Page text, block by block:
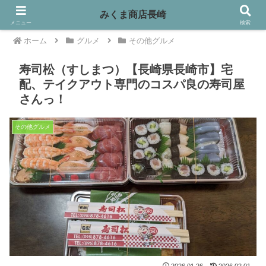
ホーム グルメ その他グルメ
寿司松（すしまつ）【長崎県長崎市】宅
配、テイクアウト専門のコスパ良の寿司屋
さんっ！
その他グルメ
メニュー
みくま商店長崎
検索